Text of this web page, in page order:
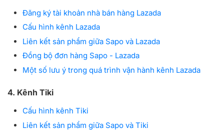
Đăng ký tài khoản nhà bán hàng Lazada
Cấu hình kênh Lazada
Liên kết sản phẩm giữa Sapo và Lazada
Đồng bộ đơn hàng Sapo - Lazada
Một số lưu ý trong quá trình vận hành kênh Lazada
4. Kênh Tiki
Cấu hình kênh Tiki
Liên kết sản phẩm giữa Sapo và Tiki